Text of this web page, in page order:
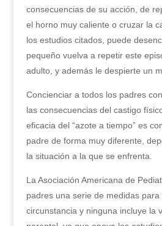
consecuencias de su acción, de
el horno muy caliente o cruzar la
los estudios citados, puede
pequeño vuelva a repetir este
adulto, y además le despierte un
Concienciar a todos los padres
las consecuencias del castigo
eficacia del “azote a tiempo” es
padre de forma muy diferente,
la situación a la que se enfrenta.
La Asociación Americana de
padres una serie de medidas
circunstancia y ninguna incluye la